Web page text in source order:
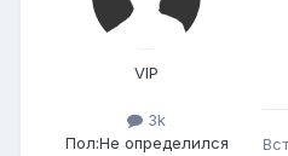
VIP
3k
Пол:Не определился